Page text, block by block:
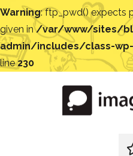
Warning: ftp_pwd() expects
given in/var/www/sites/
admin/includes/class-
line230